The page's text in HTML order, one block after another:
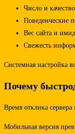
Число и
Поведенческие
Вес сайта и
Свежесть
Системная настройка
Почему
Время отклика
Мобильная версия